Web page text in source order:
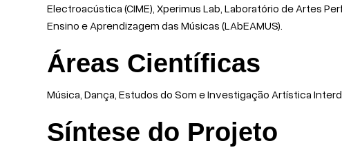
Electroacústica (CIME), Xperimus Lab, Laboratório de Artes
Ensino e Aprendizagem das Músicas (LAbEAMUS).
Áreas Científicas
Música, Dança, Estudos do Som e Investigação Artística
Síntese do Projeto